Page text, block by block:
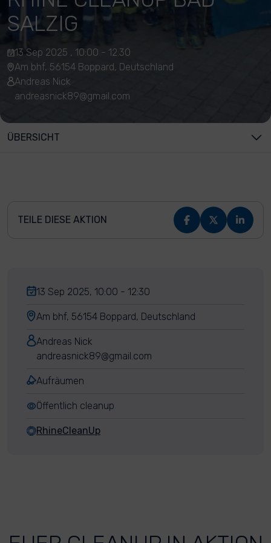
SALZIG
13 Sep 2025 , 10:00 - 12:30
Am bhf, 56154 Boppard, Deutschland
Andreas Nick
andreasnick89@gmail.com
ÜBERSICHT
TEILE DIESE AKTION
13 Sep 2025, 10:00 - 12:30
Am bhf, 56154 Boppard, Deutschland
Andreas Nick
andreasnick89@gmail.com
Aufräumen
Öffentlich cleanup
RhineCleanUp